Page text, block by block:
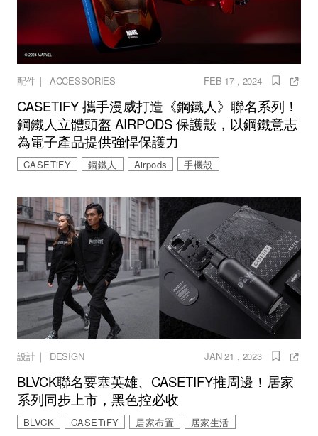
配件｜ ACCESSORIES FEB 17 , 2024
CASETIFY 攜手漫威打造《鋼鐵人》聯名系列！
鋼鐵人立體頭盔 AIRPODS 保護殼，以鋼鐵意志
為電子產品提供強悍保護力
CASETiFY 鋼鐵人 Airpods 手機殼
設計｜ DESIGN JAN 21 , 2023
BLVCK聯名要塞英雄、CASETIFY推周邊！居家
系列同步上市，黑色控必收
BLVCK CASETiFY 居家布置 居家生活